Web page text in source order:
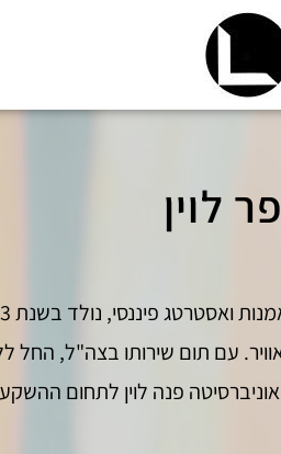
לוין
עם תום שירותו בצה"ל, החל
פנה לוין לתחום